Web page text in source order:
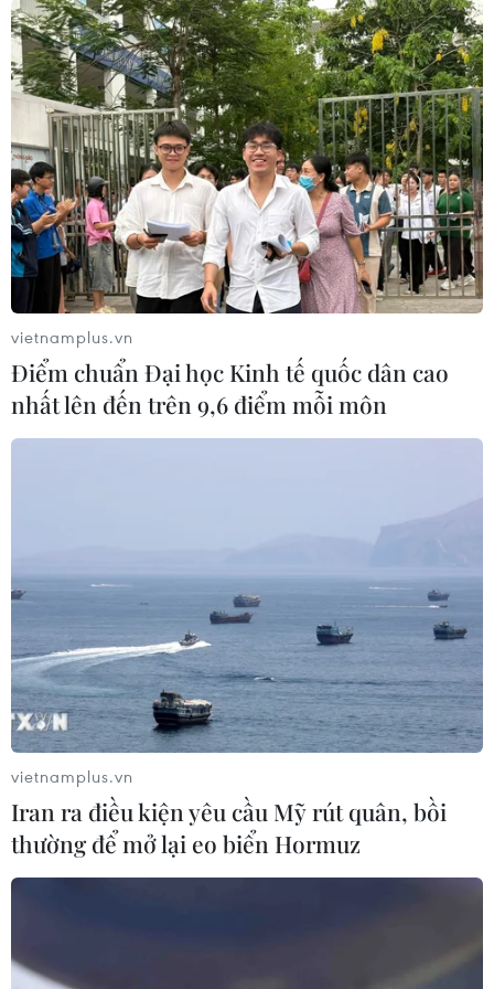
#cây mận #Phiêng Ban
#hoa mận
#nhà sàn Thái cổ
#đèo Tằng Quái
#Điện Biên
TIN LIÊN QUAN
vietnamplus.vn
Điểm chuẩn Đại học Kinh tế quốc dân cao
nhất lên đến trên 9,6 điểm mỗi môn
vietnamplus.vn
Iran ra điều kiện yêu cầu Mỹ rút quân, bồi
thường để mở lại eo biển Hormuz